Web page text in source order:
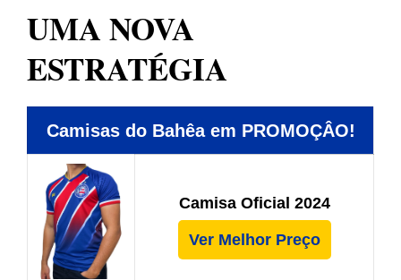
UMA NOVA
ESTRATÉGIA
Camisas do Bahêa em PROMOÇÂO!
Camisa Oficial 2024
Ver Melhor Preço